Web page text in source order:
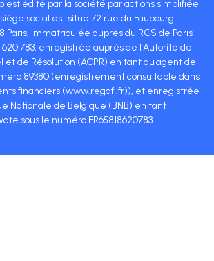
est édité par la société par actions simplifiée
social est situé 72 rue du Faubourg
Paris, immatriculée auprès du RCS de Paris
620 783, enregistrée auprès de l'Autorité de
et de Résolution (ACPR) en tant qu'agent de
89380 (enregistrement consultable dans
financiers (www.regafi.fr)), et enregistrée
Nationale de Belgique (BNB) en tant
sous le numéro FR65818620783